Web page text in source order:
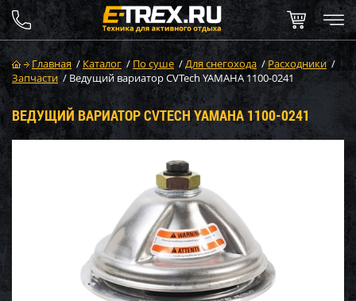
Главная / Каталог / По суше /Для снегохода /Расходники /
Запчасти / Ведущий вариатор CVTech YAMAHA 1100-0241
ВЕДУЩИЙ ВАРИАТОР CVTECH YAMAHA 1100-0241